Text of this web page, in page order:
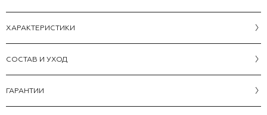
ХАРАКТЕРИСТИКИ
CОСТАВ И УХОД
ГАРАНТИИ